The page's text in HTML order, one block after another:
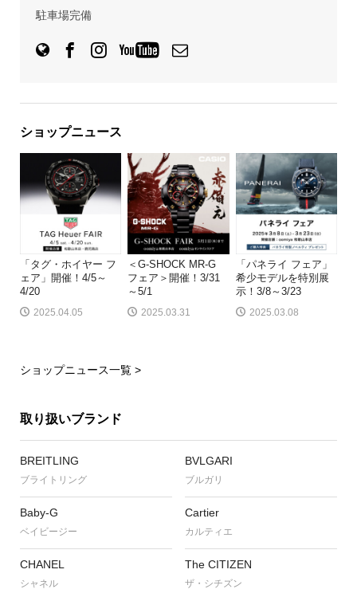
駐車場完備
ショップニュース
「タグ・ホイヤー フ
ェア」開催！4/5～
4/20
2025.04.05
＜G-SHOCK MR-G
フェア＞開催！3/31
～5/1
2025.03.31
「パネライ フェア」
希少モデルを特別展
示！3/8～3/23
2025.03.08
ショップニュース一覧 >
取り扱いブランド
BREITLING
ブライトリング
BVLGARI
ブルガリ
Baby-G
ベイビージー
Cartier
カルティエ
CHANEL
シャネル
The CITIZEN
ザ・シチズン